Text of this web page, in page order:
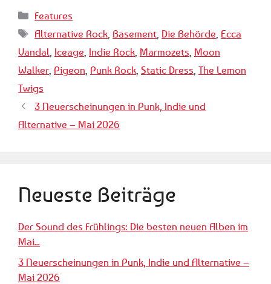
Kategorien
Features
Schlagwörter
Alternative Rock, Basement, Die Behörde, Ecca
Vandal, Iceage, Indie Rock, Marmozets, Moon
Walker, Pigeon, Punk Rock, Static Dress, The Lemon
Twigs
3 Neuerscheinungen in Punk, Indie und
Alternative – Mai 2026
Neueste Beiträge
Der Sound des Frühlings: Die besten neuen Alben im
Mai...
3 Neuerscheinungen in Punk, Indie und Alternative –
Mai 2026